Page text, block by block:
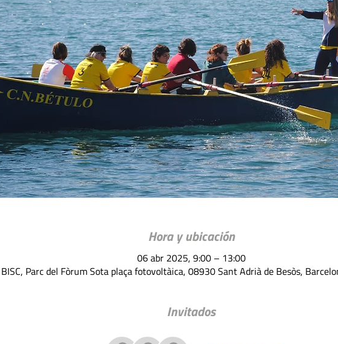
Hora y ubicación
06 abr 2025, 9:00 – 13:00
BISC, Parc del Fòrum Sota plaça fotovoltàica, 08930 Sant Adrià de Besòs,
Invitados